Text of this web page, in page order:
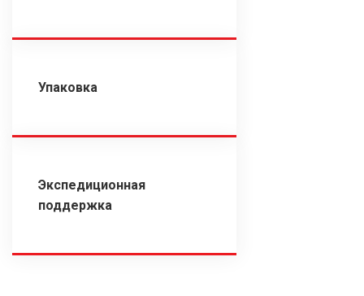
Упаковка
Экспедиционная
поддержка